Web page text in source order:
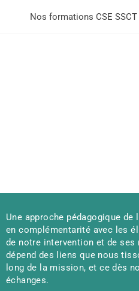
Nos formations CSE SSCT
Une approche pédagogique de
en complémentarité avec les
de notre intervention et de ses
dépend des liens que nous
long de la mission, et ce dès
échanges.
Vous pouvez être
intéressé par :
EXPERTISE